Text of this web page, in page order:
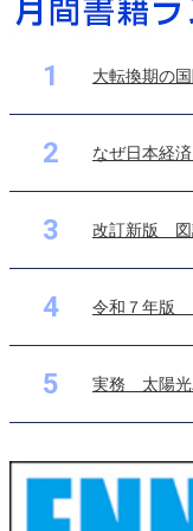
1 大転換期の
2 なぜ日本経
3 改訂新版 図
4 令和７年版
5 実務 太陽光